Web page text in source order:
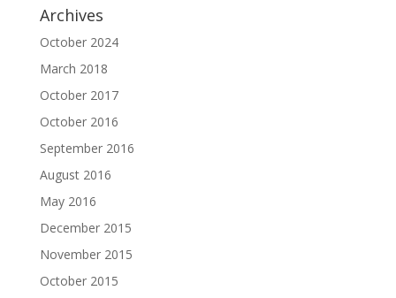
Archives
October 2024
March 2018
October 2017
October 2016
September 2016
August 2016
May 2016
December 2015
November 2015
October 2015